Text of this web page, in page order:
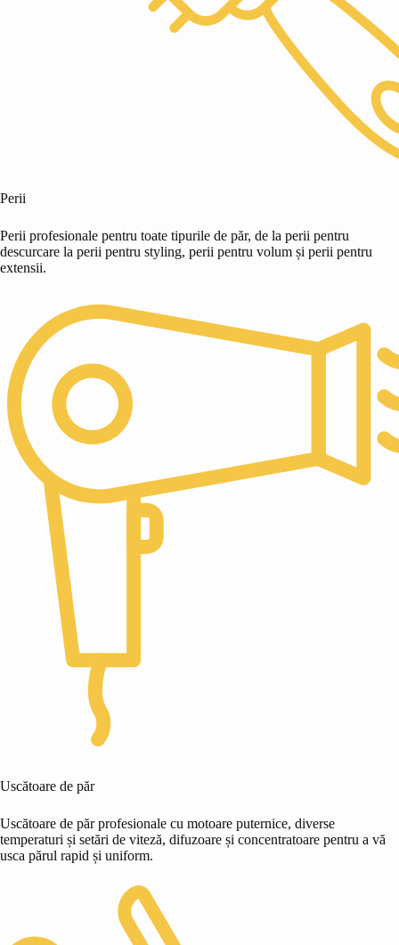
Perii
Perii profesionale pentru toate tipurile de păr, de la perii pentru
descurcare la perii pentru styling, perii pentru volum și perii pentru
extensii.
Uscătoare de păr
Uscătoare de păr profesionale cu motoare puternice, diverse
temperaturi și setări de viteză, difuzoare și concentratoare pentru a vă
usca părul rapid și uniform.